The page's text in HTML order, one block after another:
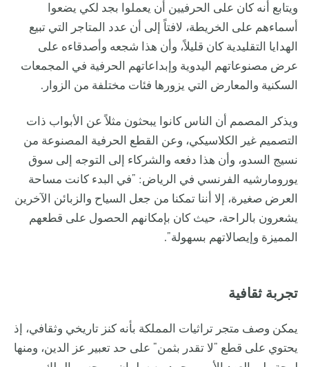
ويتابع أنه كان على الحرفيين أن يعملوا بجد لكي يضعوا
أسماءهم على الخريطة، لافتاً إلى أن عدد المتاجر التي تبيع
الهدايا التقليدية كان قليلاً، وأن هذا شجعه وأصدقاءه على
عرض مصنوعاتهم اليدوية وإبداعاتهم الحرفية في المجمعات
السكنية والمعارض التي يزورها فئات مختلفة من الزوار.
ويذكر المصمم أن الناس كانوا يبحثون مثلاً عن الأبواب ذات
التصميم غير الكلاسيكي، وعن القطع الحرفية المصنوعة من
نسيج السدو، وأن هذا دفعه والشركاء إلى التوجه إلى سوق
يورومارشيه الفرنسي في الرياض: "في البدء كانت مساحة
العرض صغيرة، إلا أننا تمكنا من جعل السياح والزبائن الآخرين
يشعرون بالراحة، حيث كان بإمكانهم الحصول على قطعهم
المميزة وإيصالاتهم بسهولة".
تجربة ثقافية
يمكن وصف متجر تراثيات المملكة بأنه كنز تاريخي وثقافي، إذ
يحتوي على قطع "لا تقدر بثمن" على حد تعبير عز الدين، ومنها